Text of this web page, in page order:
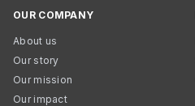
OUR COMPANY
About us
Our story
Our mission
Our impact